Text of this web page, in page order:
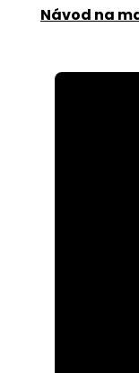
Návod na